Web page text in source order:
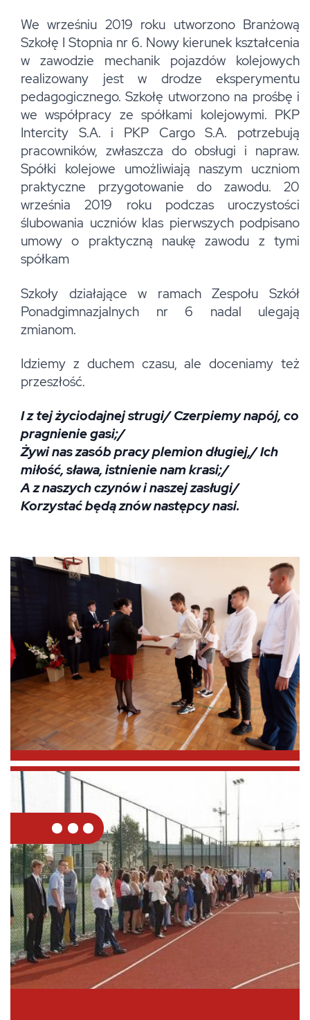
We wrześniu 2019 roku utworzono Branżową
Szkołę I Stopnia nr 6. Nowy kierunek kształcenia
w zawodzie mechanik pojazdów kolejowych
realizowany jest w drodze eksperymentu
pedagogicznego. Szkołę utworzono na prośbę i
we współpracy ze spółkami kolejowymi. PKP
Intercity S.A. i PKP Cargo S.A. potrzebują
pracowników, zwłaszcza do obsługi i napraw.
Spółki kolejowe umożliwiają naszym uczniom
praktyczne przygotowanie do zawodu. 20
września 2019 roku podczas uroczystości
ślubowania uczniów klas pierwszych podpisano
umowy o praktyczną naukę zawodu z tymi
spółkam
Szkoły działające w ramach Zespołu Szkół
Ponadgimnazjalnych nr 6 nadal ulegają
zmianom.
Idziemy z duchem czasu, ale doceniamy też
przeszłość.
I z tej życiodajnej strugi/ Czerpiemy napój, co
pragnienie gasi;/
Żywi nas zasób pracy plemion długiej,/ Ich
miłość, sława, istnienie nam krasi;/
A z naszych czynów i naszej zasługi/
Korzystać będą znów następcy nasi.